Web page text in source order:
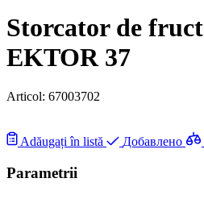
Storcator de
EKTOR 37
Articol: 67003702
Adăugați în listă Добавлено
Parametrii